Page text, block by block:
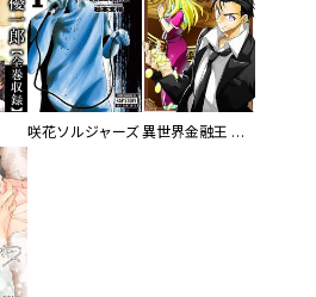
咲花ソルジャーズ 異世界金融王 ～クローネ・ゴルディオンの覇道～